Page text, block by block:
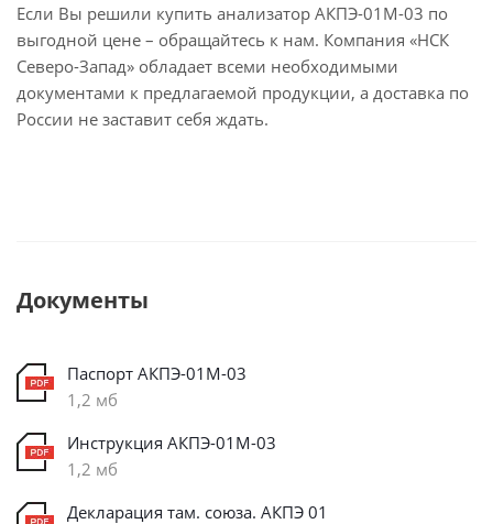
Если Вы решили купить анализатор АКПЭ-01М-03 по
выгодной цене – обращайтесь к нам. Компания «НСК
Северо-Запад» обладает всеми необходимыми
документами к предлагаемой продукции, а доставка по
России не заставит себя ждать.
Документы
Паспорт АКПЭ-01М-03
1,2 мб
Инструкция АКПЭ-01М-03
1,2 мб
Декларация там. союза. АКПЭ 01